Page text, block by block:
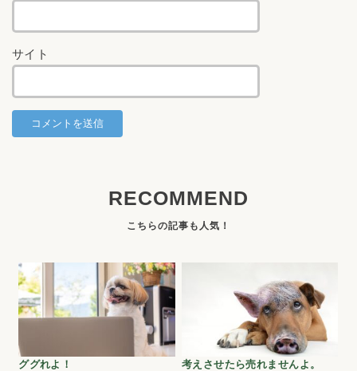
サイト
RECOMMEND
ググれよ！ 考えさせたら売れませんよ。